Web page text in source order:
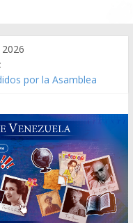
por la Asamblea
año CXXXIII Mes V,
Bor